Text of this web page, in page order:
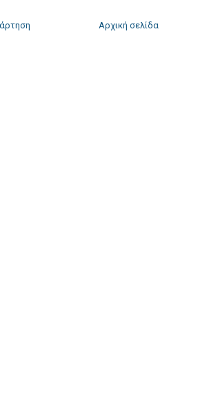
Αρχική σελίδα